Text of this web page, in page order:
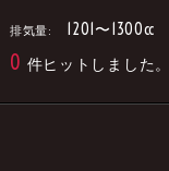
排気量: 1201〜1300cc
0 件ヒットしました。